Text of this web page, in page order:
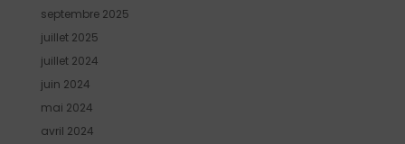
septembre 2025
juillet 2025
juillet 2024
juin 2024
mai 2024
avril 2024